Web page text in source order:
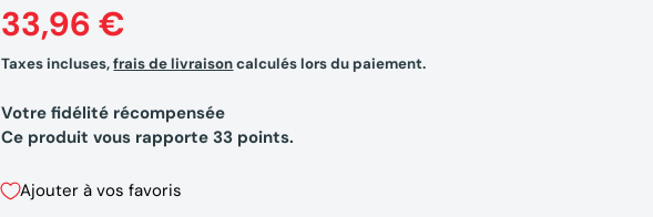
33,96 €
Taxes incluses,frais de livraisoncalculés lors du paiement.
Votre fidélité récompensée
Ce produit vous rapporte33 points.
Ajouter à vos favoris